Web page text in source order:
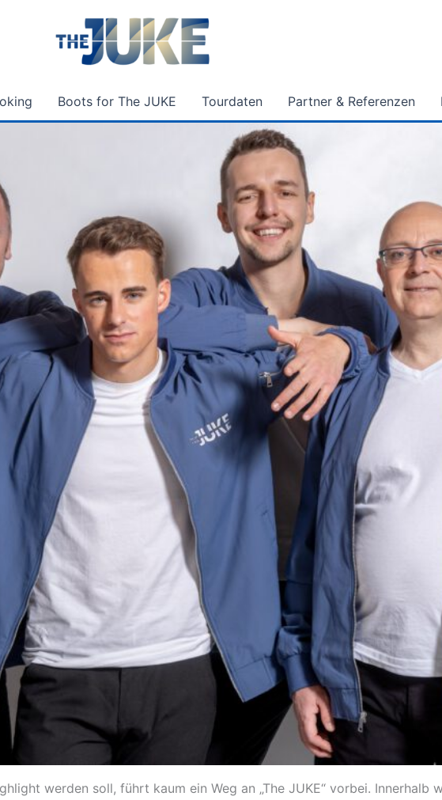
Boots for The JUKE Tourdaten Partner & Referenzen
werden soll, führt kaum ein Weg an „The JUKE“ vorbei. Innerhalb